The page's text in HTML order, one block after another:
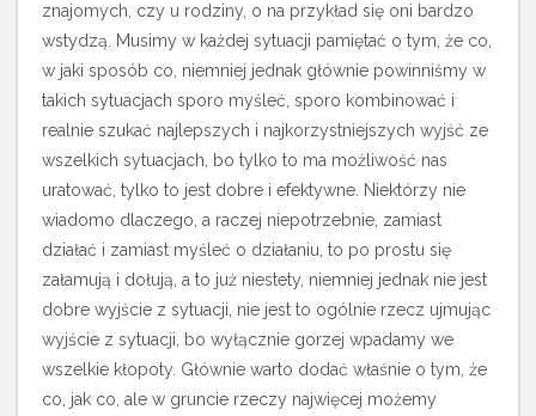
znajomych, czy u rodziny, o na przykład się oni bardzo
wstydzą. Musimy w każdej sytuacji pamiętać o tym, że co,
w jaki sposób co, niemniej jednak głównie powinniśmy w
takich sytuacjach sporo myśleć, sporo kombinować i
realnie szukać najlepszych i najkorzystniejszych wyjść ze
wszelkich sytuacjach, bo tylko to ma możliwość nas
uratować, tylko to jest dobre i efektywne. Niektórzy nie
wiadomo dlaczego, a raczej niepotrzebnie, zamiast
działać i zamiast myśleć o działaniu, to po prostu się
załamują i dołują, a to już niestety, niemniej jednak nie jest
dobre wyjście z sytuacji, nie jest to ogólnie rzecz ujmując
wyjście z sytuacji, bo wyłącznie gorzej wpadamy we
wszelkie kłopoty. Głównie warto dodać właśnie o tym, że
co, jak co, ale w gruncie rzeczy najwięcej możemy